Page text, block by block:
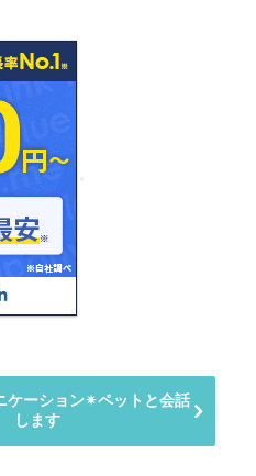
ケーション✴︎ペットと会話
します